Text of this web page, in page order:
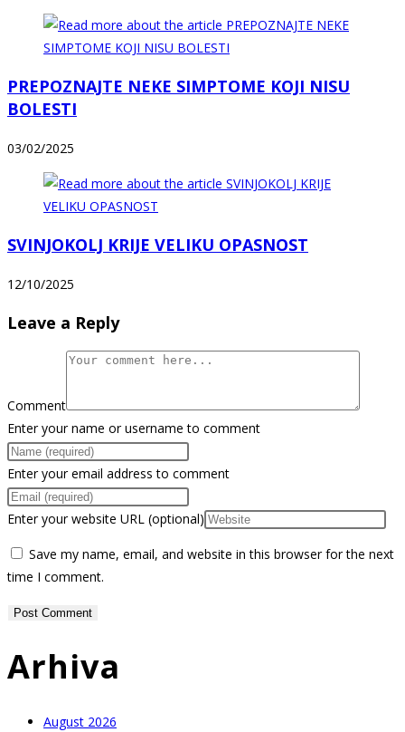
PREPOZNAJTE NEKE SIMPTOME KOJI NISU
BOLESTI
03/02/2025
SVINJOKOLJ KRIJE VELIKU OPASNOST
12/10/2025
Leave a Reply
Comment
Enter your name or username to comment
Enter your email address to comment
Enter your website URL (optional)
Save my name, email, and website in this browser for the next
time I comment.
Arhiva
August 2026